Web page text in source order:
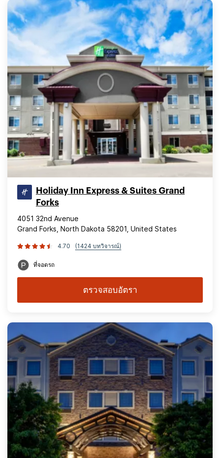
Holiday Inn Express & Suites Grand
Forks
4051 32nd Avenue
Grand Forks, North Dakota 58201, United States
4.70 (1424 บทวิจารณ์)
ที่จอดรถ
ตรวจสอบอัตรา